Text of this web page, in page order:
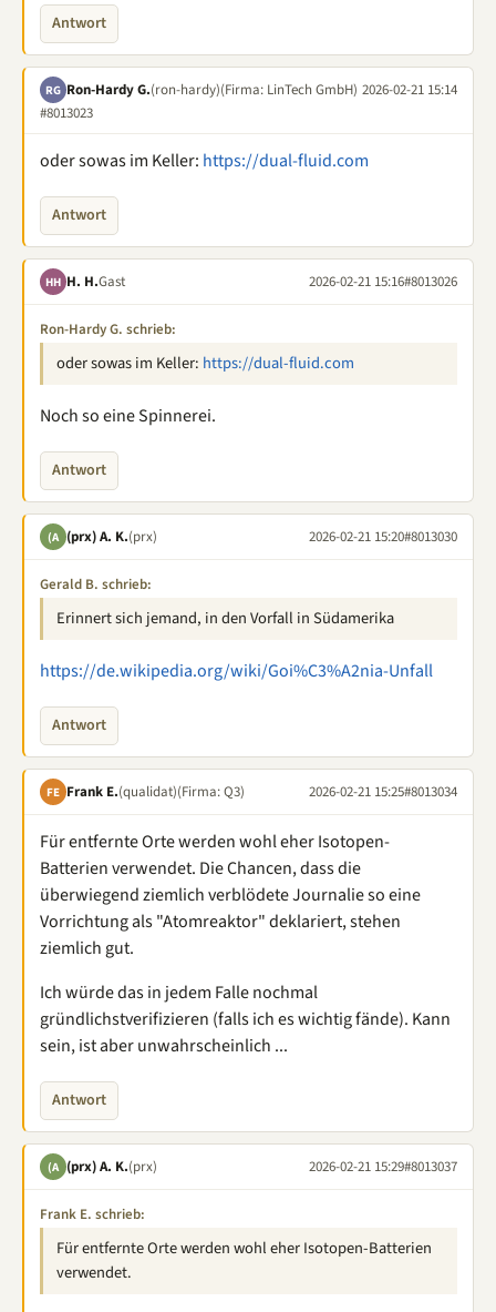
Antwort
RG Ron-Hardy G.(ron-hardy)(Firma: LinTech GmbH) 2026-02-21 15:14
#8013023
oder sowas im Keller: https://dual-fluid.com
Antwort
HH H. H.Gast 2026-02-21 15:16#8013026
Ron-Hardy G. schrieb:
oder sowas im Keller: https://dual-fluid.com
Noch so eine Spinnerei.
Antwort
(A (prx) A. K.(prx) 2026-02-21 15:20#8013030
Gerald B. schrieb:
Erinnert sich jemand, in den Vorfall in Südamerika
https://de.wikipedia.org/wiki/Goi%C3%A2nia-Unfall
Antwort
FE Frank E.(qualidat)(Firma: Q3) 2026-02-21 15:25#8013034
Für entfernte Orte werden wohl eher Isotopen-
Batterien verwendet. Die Chancen, dass die
überwiegend ziemlich verblödete Journalie so eine
Vorrichtung als "Atomreaktor" deklariert, stehen
ziemlich gut.
Ich würde das in jedem Falle nochmal
gründlichstverifizieren (falls ich es wichtig fände). Kann
sein, ist aber unwahrscheinlich ...
Antwort
(A (prx) A. K.(prx) 2026-02-21 15:29#8013037
Frank E. schrieb:
Für entfernte Orte werden wohl eher Isotopen-Batterien
verwendet.